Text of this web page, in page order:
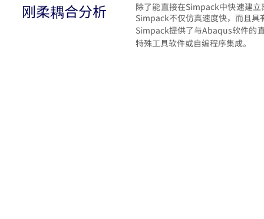
除了能直接在Simpack中快速建
Simpack不仅仿真速度快，而且具
Simpack提供了与Abaqus软件的
特殊工具软件或自编程序集成。
刚柔耦合分析